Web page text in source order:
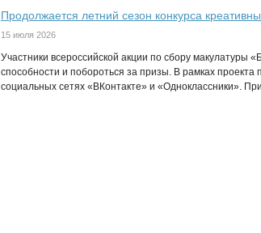
Продолжается летний сезон конкурса
15 июля 2026
Участники всероссийской акции по сбору макулатуры
способности и побороться за призы. В рамках проекта
социальных сетях «ВКонтакте» и «Одноклассники».